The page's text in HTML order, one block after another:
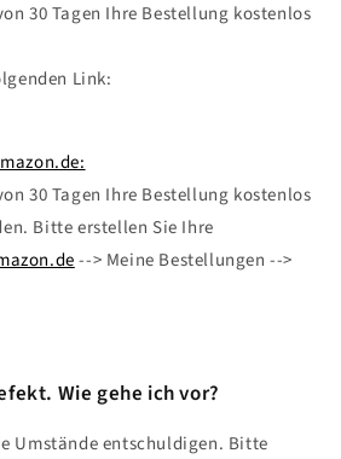
30 Tagen Ihre Bestellung kostenlos
Link:
30 Tagen Ihre Bestellung kostenlos
Bitte erstellen Sie Ihre
--> Meine Bestellungen -->
Wie gehe ich vor?
Umstände entschuldigen. Bitte